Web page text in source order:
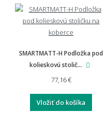
SMARTMATT-H Podložka pod
kolieskovú stolič...
77,16 €
Vložiť do košíka